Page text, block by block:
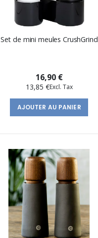
Set de mini meules CrushGrind
16,90 €
13,85 €
AJOUTER AU PANIER